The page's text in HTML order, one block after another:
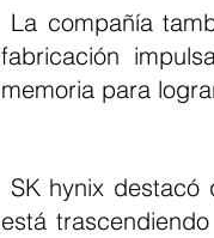
fabricación
memoria para
está